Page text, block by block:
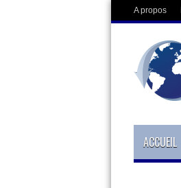
A propos
ACCUEIL